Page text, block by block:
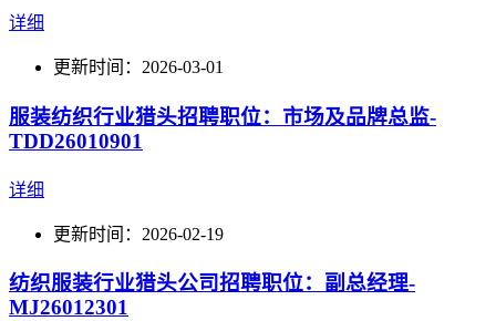
详细
更新时间：2026-03-01
服装纺织行业猎头招聘职位：市场及品牌总监-
TDD26010901
详细
更新时间：2026-02-19
纺织服装行业猎头公司招聘职位：副总经理-
MJ26012301